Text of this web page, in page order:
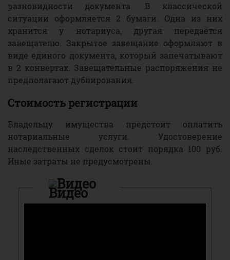
разновидности документа. В классической
ситуации оформляется 2 бумаги. Одна из них
хранится у нотариуса, другая передаётся
завещателю. Закрытое завещание оформляют в
виде единого документа, который запечатывают
в 2 конвертах. Завещательные распоряжения не
предполагают дублирования.
Стоимость регистрации
Владельцу имущества предстоит оплатить
нотариальные услуги. Удостоверение
наследственных сделок стоит порядка 100 руб.
Иные затраты не предусмотрены.
Видео